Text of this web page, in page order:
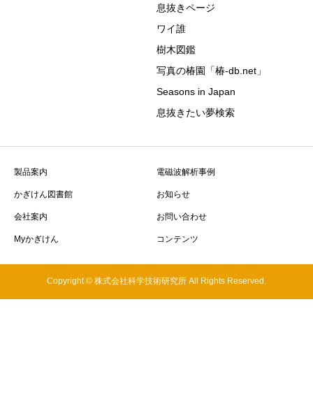
息抜きページ
ワイ誰
樹木図鑑
写真の椿園「椿-db.net」
Seasons in Japan
息抜きたい夢検索
製品案内 電磁波解析事例
かぎけん図書館 お知らせ
会社案内 お問い合わせ
Myかぎけん コンテンツ
Copyright © 株式会社科学技術研究所 All Rights Reserved.